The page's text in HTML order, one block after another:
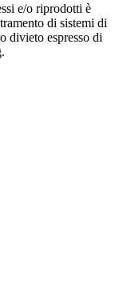
e/o riprodotti è
di sistemi di
divieto espresso di